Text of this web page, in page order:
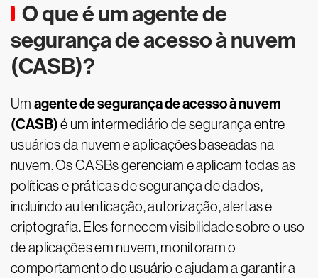
O que é um agente de
segurança de acesso à nuvem
(CASB)?
Um agente de segurança de acesso à nuvem
(CASB)é um intermediário de segurança entre
usuários da nuvem e aplicações baseadas na
nuvem. Os CASBs gerenciam e aplicam todas as
políticas e práticas de segurança de dados,
incluindo autenticação, autorização, alertas e
criptografia. Eles fornecem visibilidade sobre o uso
de aplicações em nuvem, monitoram o
comportamento do usuário e ajudam a garantir a